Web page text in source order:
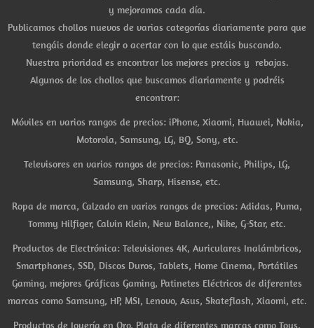
y mejoramos cada día.
Publicamos chollos nuevos de varias categorías diariamente para que
tengáis donde elegir o acertar con lo que estáis buscando.
Nuestra prioridad es encontrar los mejores precios y rebajas.
Algunos de los chollos que buscamos diariamente y podréis
encontrar:
Móviles en varios rangos de precios: iPhone, Xiaomi, Huawei, Nokia,
Motorola, Samsung, LG, BQ, Sony, etc.
Televisores en varios rangos de precios: Panasonic, Philips, LG,
Samsung, Sharp, Hisense, etc.
Ropa de marca, Calzado en varios rangos de precios: Adidas, Puma,
Tommy Hilfiger, Calvin Klein, New Balance,, Nike, G-Star, etc.
Productos de Electrónica: Televisiones 4K, Auriculares Inalámbricos,
Smartphones, SSD, Discos Duros, Tablets, Home Cinema, Portátiles
Gaming, mejores Gráficas Gaming, Patinetes Eléctricos de diferentes
marcas como Samsung, HP, MSI, Lenovo, Asus, Skateflash, Xiaomi, etc.
Productos de Joyería en Oro, Plata de diferentes marcas como Tous,